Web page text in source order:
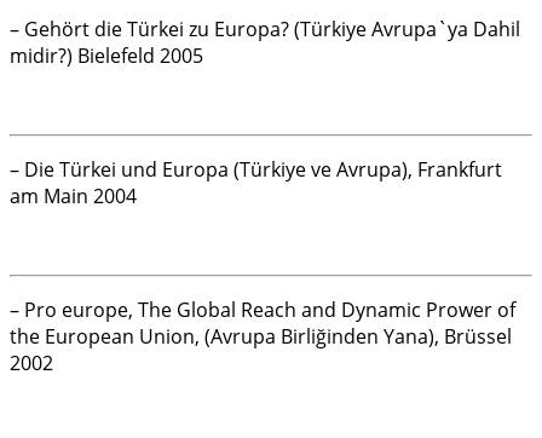
– Gehört die Türkei zu Europa? (Türkiye Avrupa`ya Dahil
midir?) Bielefeld 2005
– Die Türkei und Europa (Türkiye ve Avrupa), Frankfurt
am Main 2004
– Pro europe, The Global Reach and Dynamic Prower of
the European Union, (Avrupa Birliğinden Yana), Brüssel
2002